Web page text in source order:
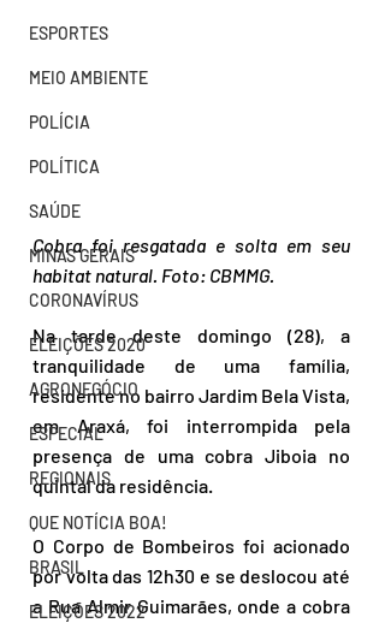
ESPORTES
MEIO AMBIENTE
POLÍCIA
POLÍTICA
SAÚDE
MINAS GERAIS
CORONAVÍRUS
ELEIÇÕES 2020
AGRONEGÓCIO
ESPECIAL
REGIONAIS
QUE NOTÍCIA BOA!
BRASIL
ELEIÇÕES 2022
Cobra foi resgatada e solta em seu
habitat natural. Foto: CBMMG.
Na tarde deste domingo (28), a
tranquilidade de uma família,
residente no bairro Jardim Bela Vista,
em Araxá, foi interrompida pela
presença de uma cobra Jiboia no
quintal da residência.
O Corpo de Bombeiros foi acionado
por volta das 12h30 e se deslocou até
a Rua Almir Guimarães, onde a cobra